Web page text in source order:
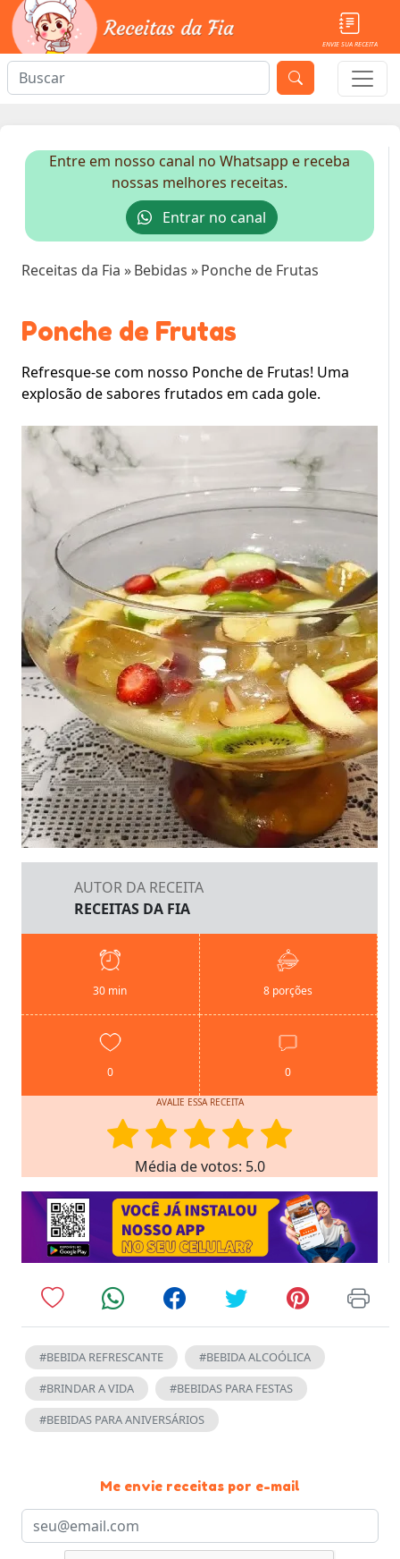
ENVIE SUA RECEITA
Entre em nosso canal no Whatsapp e receba
nossas melhores receitas.
Entrar no canal
Receitas da Fia »Bebidas »Ponche de Frutas
Ponche de Frutas
Refresque-se com nosso Ponche de Frutas! Uma
explosão de sabores frutados em cada gole.
AUTOR DA RECEITA
RECEITAS DA FIA
30 min 8 porções
0 0
AVALIE ESSA RECEITA
Média de votos: 5.0
#BEBIDA REFRESCANTE
#BEBIDA ALCOÓLICA
#BRINDAR A VIDA
#BEBIDAS PARA FESTAS
#BEBIDAS PARA ANIVERSÁRIOS
Me envie receitas por e-mail